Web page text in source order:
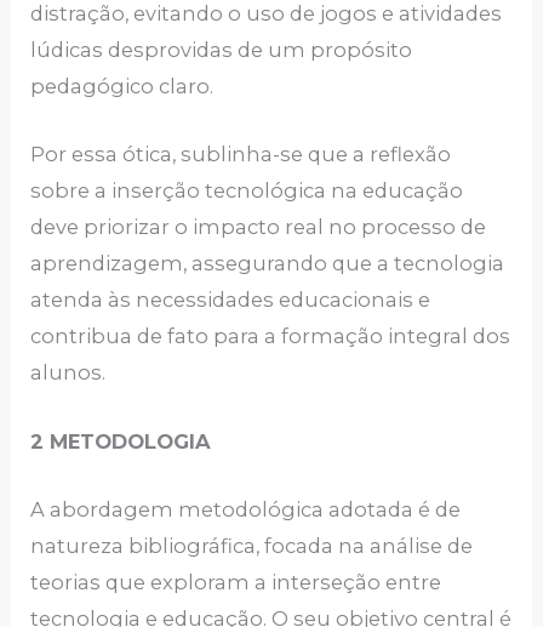
distração, evitando o uso de jogos e atividades
lúdicas desprovidas de um propósito
pedagógico claro.
Por essa ótica, sublinha-se que a reflexão
sobre a inserção tecnológica na educação
deve priorizar o impacto real no processo de
aprendizagem, assegurando que a tecnologia
atenda às necessidades educacionais e
contribua de fato para a formação integral dos
alunos.
2 METODOLOGIA
A abordagem metodológica adotada é de
natureza bibliográfica, focada na análise de
teorias que exploram a interseção entre
tecnologia e educação. O seu objetivo central é